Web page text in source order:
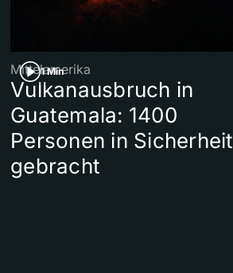
1 Min
Mittelamerika
Vulkanausbruch in
Guatemala: 1400
Personen in Sicherheit
gebracht